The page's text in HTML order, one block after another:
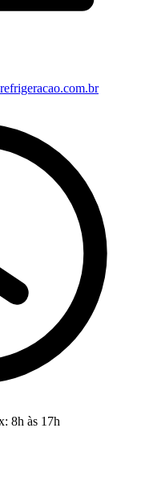
8h às 17h